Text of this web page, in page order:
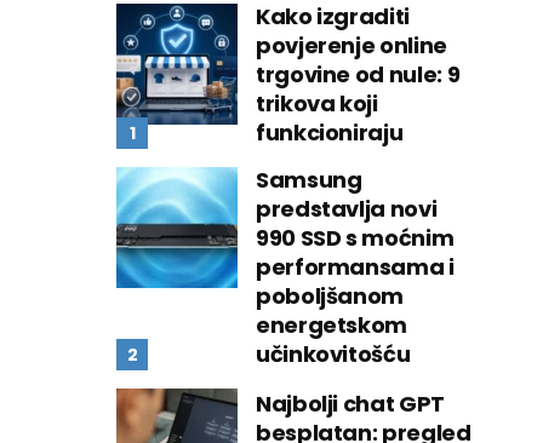
Kako izgraditi
povjerenje online
trgovine od nule: 9
trikova koji
funkcioniraju
Samsung
predstavlja novi
990 SSD s moćnim
performansama i
poboljšanom
energetskom
učinkovitošću
Najbolji chat GPT
besplatan: pregled